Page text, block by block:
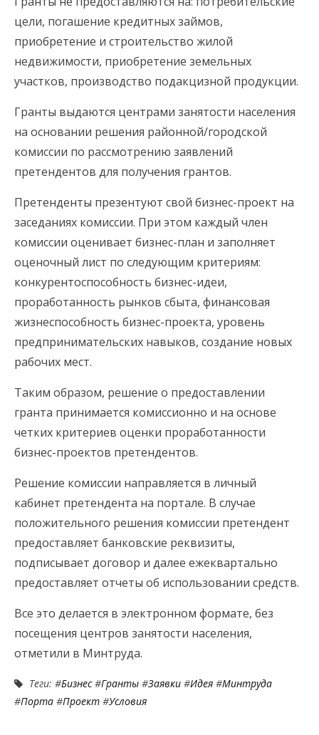
цели, погашение кредитных займов,
приобретение и строительство жилой
недвижимости, приобретение земельных
участков, производство подакцизной продукции.
Гранты выдаются центрами занятости населения
на основании решения районной/городской
комиссии по рассмотрению заявлений
претендентов для получения грантов.
Претенденты презентуют свой бизнес-проект на
заседаниях комиссии. При этом каждый член
комиссии оценивает бизнес-план и заполняет
оценочный лист по следующим критериям:
конкурентоспособность бизнес-идеи,
проработанность рынков сбыта, финансовая
жизнеспособность бизнес-проекта, уровень
предпринимательских навыков, создание новых
рабочих мест.
Таким образом, решение о предоставлении
гранта принимается комиссионно и на основе
четких критериев оценки проработанности
бизнес-проектов претендентов.
Решение комиссии направляется в личный
кабинет претендента на портале. В случае
положительного решения комиссии претендент
предоставляет банковские реквизиты,
подписывает договор и далее ежеквартально
предоставляет отчеты об использовании средств.
Все это делается в электронном формате, без
посещения центров занятости населения,
отметили в Минтруда.
Теги: #Бизнес#Гранты #Заявки #Идея #Минтруда
#Порта #Проект #Условия